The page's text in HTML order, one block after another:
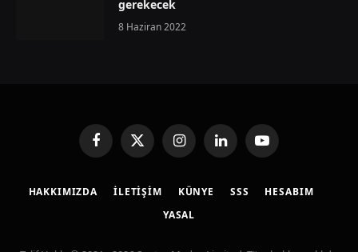
gerekecek
8 Haziran 2022
FacebookX
(Twitter)
InstagramLinkedInYouTube
HAKKIMIZDA İLETIŞIM KÜNYE SSS
HESABIM
YASAL